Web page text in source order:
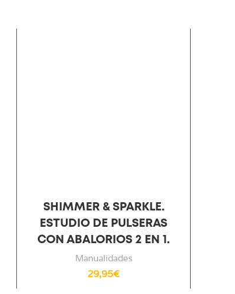
SHIMMER & SPARKLE.
ESTUDIO DE PULSERAS
CON ABALORIOS 2 EN 1.
Manualidades
29,95€